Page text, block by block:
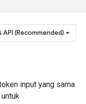
(Recommended)
input yang sama